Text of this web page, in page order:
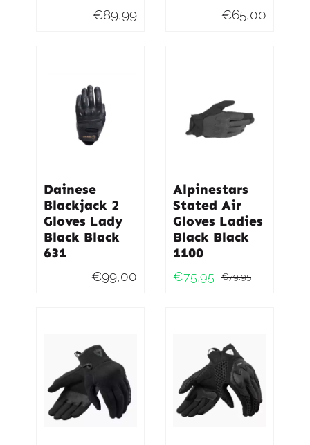
€89,99 €65,00
Dainese
Blackjack 2
Gloves Lady
Black Black
631
€99,00
Alpinestars
Stated Air
Gloves Ladies
Black Black
1100
€79,95
€75,95